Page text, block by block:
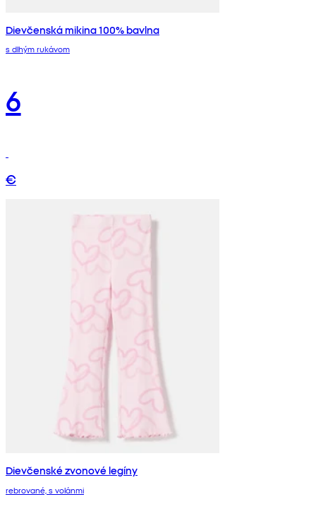
Dievčenská mikina 100% bavlna
s dlhým rukávom
6
€
Dievčenské zvonové legíny
rebrované, s volánmi